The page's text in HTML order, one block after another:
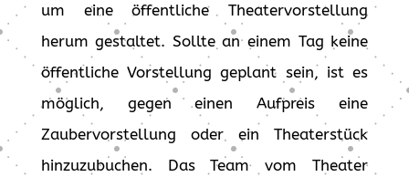
um eine öffentliche Theatervorstellung
herum gestaltet. Sollte an einem Tag keine
öffentliche Vorstellung geplant sein, ist es
möglich, gegen einen Aufpreis eine
Zaubervorstellung oder ein Theaterstück
hinzuzubuchen. Das Team vom Theater